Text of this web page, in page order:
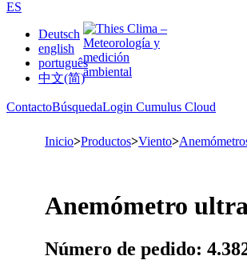
ES
Deutsch
english
português
中文(简)
ContactoBúsquedaLogin Cumulus Cloud
Inicio>Productos>Viento>
Anemómetro
Número de pedido: